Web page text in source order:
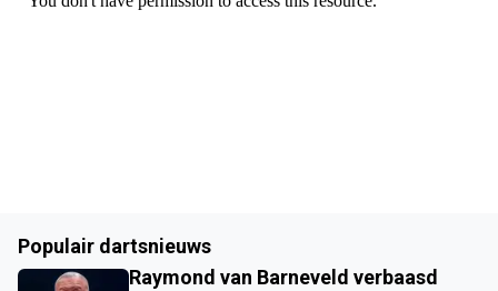
Populair dartsnieuws
Raymond van Barneveld verbaasd